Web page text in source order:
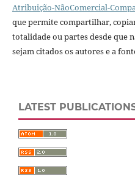
Atribuição-NãoComercial-
que permite compartilhar,
totalidade ou partes desde que
sejam citados os autores e a
LATEST